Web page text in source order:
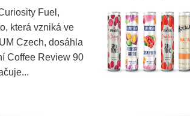
Fuel,
která vzniká ve
Czech, dosáhla
Coffee Review 90